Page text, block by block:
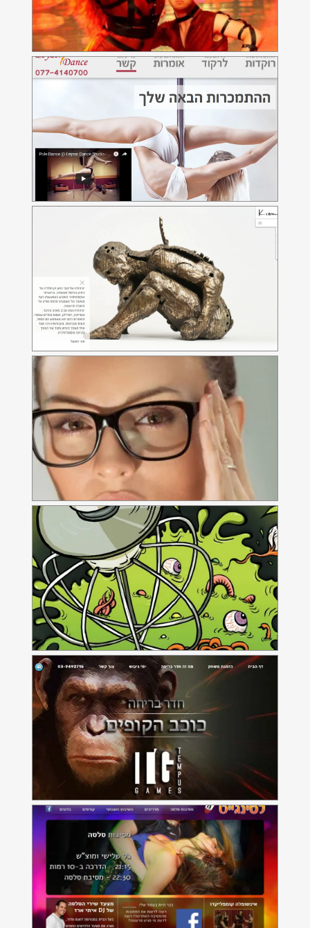
קובי כנען
אתר אינטרנט לאומן קובי כנען הבעלים של כנען מדיה
קליפוש
אתר WooCommerce להזמנת קליפונים למשקפיים
בהתאמה אישית
Nomgy Studio
אתר אינטרנט בסגנון מקורי לסטודיו לעיצוב גרפי
כוכב הקופים
אתר אינטרנט לחדר הבריחה המצליח
לטינגייט
אתר אינטרנט למועדון הריקודים הלטיניים
מה יגידו
אתר הבית של הספר 'מה יגידו' מאת אורית דנין